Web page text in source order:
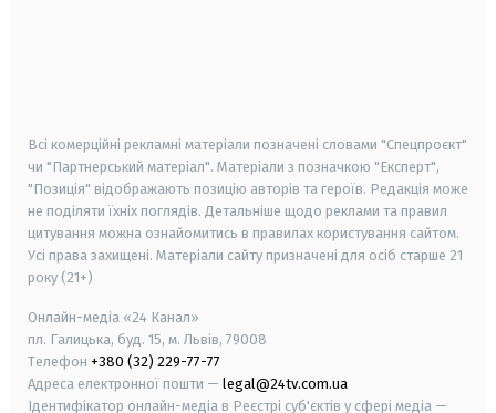
Всі комерційні рекламні матеріали позначені словами "Спецпроєкт"
чи "Партнерський матеріал". Матеріали з позначкою "Експерт",
"Позиція" відображають позицію авторів та героїв. Редакція може
не поділяти їхніх поглядів. Детальніше щодо реклами та правил
цитування можна ознайомитись в правилах користування сайтом.
Усі права захищені. Матеріали сайту призначені для осіб старше 21
року (21+)
Онлайн-медіа «24 Канал»
пл. Галицька, буд. 15, м. Львів, 79008
Телефон +380 (32) 229-77-77
Адреса електронної пошти — legal@24tv.com.ua
Ідентифікатор онлайн-медіа в Реєстрі суб'єктів у сфері медіа —